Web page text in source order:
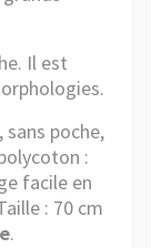
Il est
, sans poche,
:
facile en
: 70 cm
.